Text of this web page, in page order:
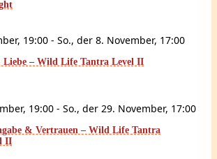
19:00 - So., der 8. November, 17:00
Liebe – Wild Life Tantra Level II
19:00 - So., der 29. November, 17:00
& Vertrauen – Wild Life Tantra
II